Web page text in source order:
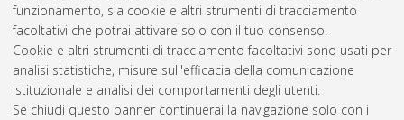
funzionamento, sia cookie e altri strumenti di tracciamento
facoltativi che potrai attivare solo con il tuo consenso.
Cookie e altri strumenti di tracciamento facoltativi sono usati per
analisi statistiche, misure sull'efficacia della comunicazione
istituzionale e analisi dei comportamenti degli utenti.
Se chiudi questo banner continuerai la navigazione solo con i
Gestione del documento: